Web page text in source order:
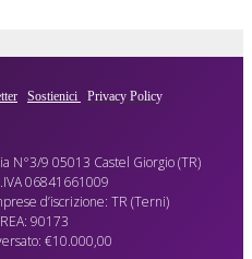
Sostienici Privacy Policy
N°3/9 05013 Castel Giorgio (TR)
06841661009
d’iscrizione: TR (Terni)
90173
€10.000,00